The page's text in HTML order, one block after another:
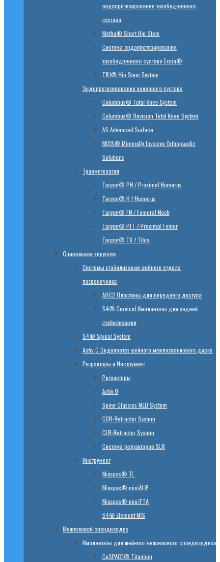
эндопротезирования тазобедренного
сустава
Metha® Short Hip Stem
Система эндопротезирования
тазобедренного сустава Excia®
TRJ® Hip Stem System
Эндопротезирование коленного сустава
Columbus® Total Knee System
Columbus® Revision Total Knee System
AS Advanced Surface
MIOS® Minimally Invasive Orthopaedic
Solutions
Травмотология
Targon® PH / Proximal Humerus
Targon® H / Humerus
Targon® FN / Femoral Neck
Targon® PFT / Proximal Femur
Targon® TX / Tibia
Спинальная хирургия
Системы стабилизации шейного отдела
позвоночника
ABC2 Пластины для переднего доступа
S4® Cervical Имплантаты для задней
стабилизации
S4® Spinal System
Activ C Эндопротез шейного межпозвонкового диска
Ретракторы и Инструмент
Ретракторы
Activ O
Spine Classics MLD System
CСR-Retractor System
CLR-Retractor System
Система ретракторов SLR
Инструмент
Miaspas® TL
Miaspas® miniALIF
Miaspas® miniTTA
S4® Element MIS
Межтеловой спондилодез
Имплантаты для шейного межтелового спондилодеза
CeSPACE® Titanium